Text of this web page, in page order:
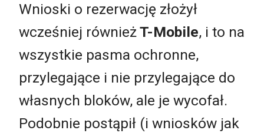
Wnioski o rezerwację złożył
wcześniej równieżT-Mobile, i to na
wszystkie pasma ochronne,
przylegające i nie przylegające do
własnych bloków, ale je wycofał.
Podobnie postąpił (i wniosków jak